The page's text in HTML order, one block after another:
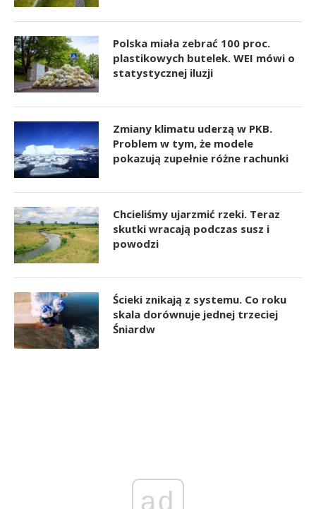
Polska miała zebrać 100 proc.
plastikowych butelek. WEI mówi o
statystycznej iluzji
Zmiany klimatu uderzą w PKB.
Problem w tym, że modele
pokazują zupełnie różne rachunki
Chcieliśmy ujarzmić rzeki. Teraz
skutki wracają podczas susz i
powodzi
Ścieki znikają z systemu. Co roku
skala dorównuje jednej trzeciej
Śniardw
ad